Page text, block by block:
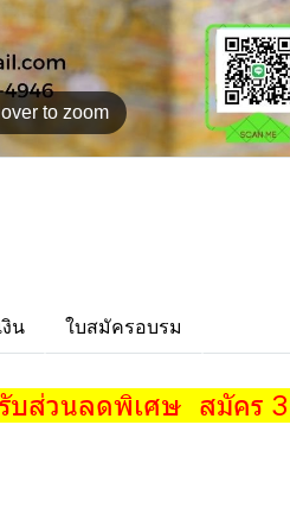
to zoom
น ใบสมัครอบรม
รับส่วนลดพิเศษ สมัคร